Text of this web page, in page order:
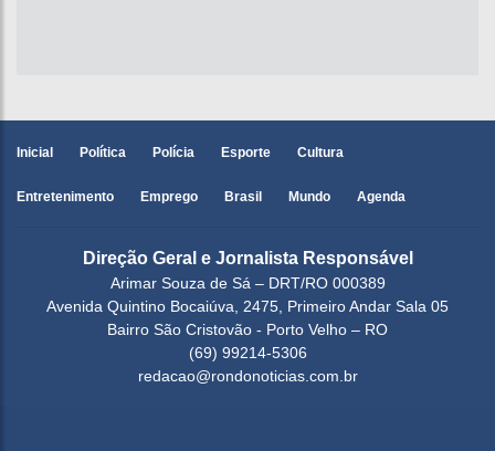
Inicial Política Polícia Esporte Cultura
Entretenimento Emprego Brasil Mundo Agenda
Direção Geral e Jornalista Responsável
Arimar Souza de Sá – DRT/RO 000389
Avenida Quintino Bocaiúva, 2475, Primeiro Andar Sala 05
Bairro São Cristovão - Porto Velho – RO
(69) 99214-5306
redacao@rondonoticias.com.br